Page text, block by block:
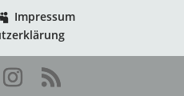
Impressum